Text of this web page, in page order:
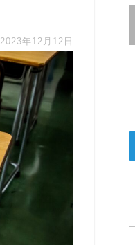
2023年12月12日